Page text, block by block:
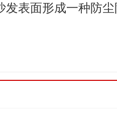
发表面形成一种防